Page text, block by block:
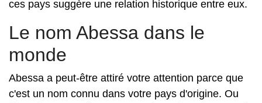
ces pays suggère une relation historique entre eux.
Le nom Abessa dans le
monde
Abessa a peut-être attiré votre attention parce que
c'est un nom connu dans votre pays d'origine. Ou